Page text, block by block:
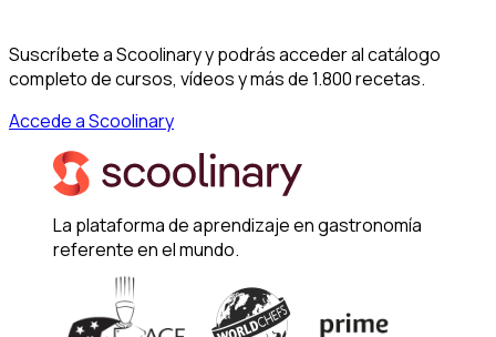
Suscríbete a Scoolinary y podrás acceder al catálogo
completo de cursos, vídeos y más de 1.800 recetas.
Accede a Scoolinary
La plataforma de aprendizaje en gastronomía
referente en el mundo.